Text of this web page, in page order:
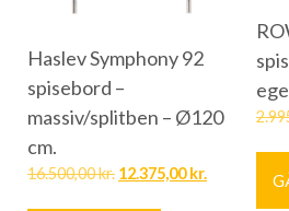
Haslev Symphony 92
spisebord –
massiv/splitben – Ø120
cm.
16.500,00kr. 12.375,00kr.